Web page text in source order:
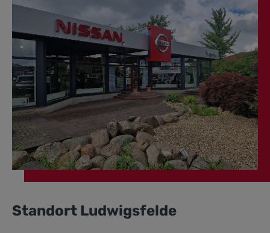
Standort Ludwigsfelde